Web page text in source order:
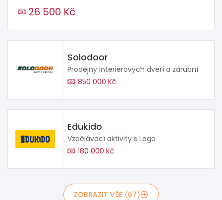
26 500 Kč
Solodoor
Prodejny interiérových dveří a zárubní
850 000 Kč
Edukido
Vzdělávací aktivity s Lego
180 000 Kč
ZOBRAZIT VŠE (67)